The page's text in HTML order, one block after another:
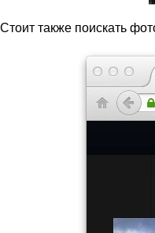
Стоит также поискать